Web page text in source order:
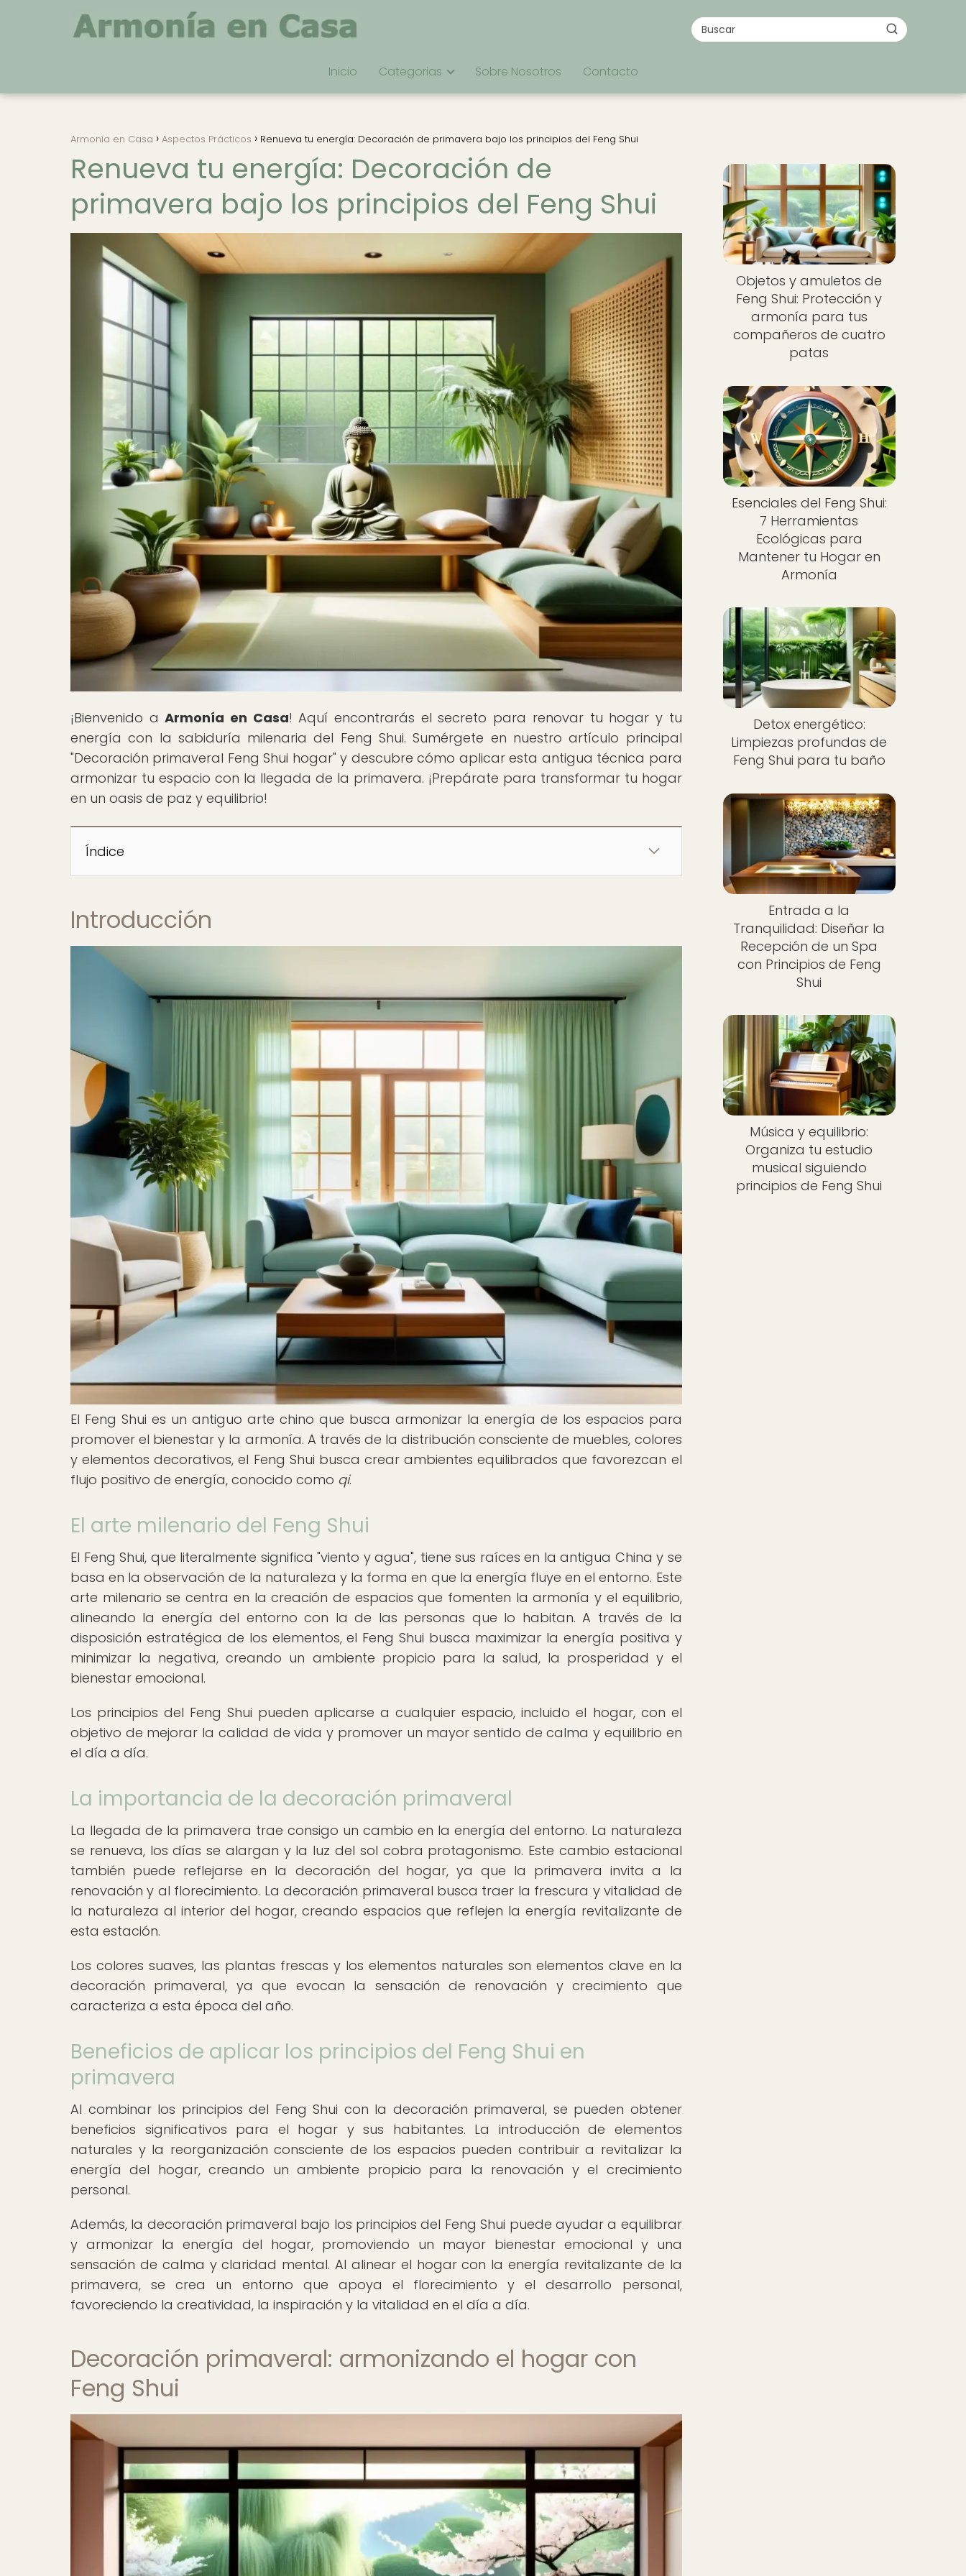
Inicio Categorias Sobre Nosotros Contacto
Armonía en Casa Aspectos Prácticos Renueva tu energía: Decoración de primavera bajo los principios del Feng Shui
Renueva tu energía: Decoración de
primavera bajo los principios del Feng Shui
¡Bienvenido aArmonía en Casa! Aquí encontrarás el secreto para renovar tu hogar y tu
energía con la sabiduría milenaria del Feng Shui. Sumérgete en nuestro artículo principal
"Decoración primaveral Feng Shui hogar" y descubre cómo aplicar esta antigua técnica para
armonizar tu espacio con la llegada de la primavera. ¡Prepárate para transformar tu hogar
en un oasis de paz y equilibrio!
Índice
Introducción
El Feng Shui es un antiguo arte chino que busca armonizar la energía de los espacios para
promover el bienestar y la armonía. A través de la distribución consciente de muebles, colores
y elementos decorativos, el Feng Shui busca crear ambientes equilibrados que favorezcan el
flujo positivo de energía, conocido como qi.
El arte milenario del Feng Shui
El Feng Shui, que literalmente significa "viento y agua", tiene sus raíces en la antigua China y se
basa en la observación de la naturaleza y la forma en que la energía fluye en el entorno. Este
arte milenario se centra en la creación de espacios que fomenten la armonía y el equilibrio,
alineando la energía del entorno con la de las personas que lo habitan. A través de la
disposición estratégica de los elementos, el Feng Shui busca maximizar la energía positiva y
minimizar la negativa, creando un ambiente propicio para la salud, la prosperidad y el
bienestar emocional.
Los principios del Feng Shui pueden aplicarse a cualquier espacio, incluido el hogar, con el
objetivo de mejorar la calidad de vida y promover un mayor sentido de calma y equilibrio en
el día a día.
La importancia de la decoración primaveral
La llegada de la primavera trae consigo un cambio en la energía del entorno. La naturaleza
se renueva, los días se alargan y la luz del sol cobra protagonismo. Este cambio estacional
también puede reflejarse en la decoración del hogar, ya que la primavera invita a la
renovación y al florecimiento. La decoración primaveral busca traer la frescura y vitalidad de
la naturaleza al interior del hogar, creando espacios que reflejen la energía revitalizante de
esta estación.
Los colores suaves, las plantas frescas y los elementos naturales son elementos clave en la
decoración primaveral, ya que evocan la sensación de renovación y crecimiento que
caracteriza a esta época del año.
Beneficios de aplicar los principios del Feng Shui en
primavera
Al combinar los principios del Feng Shui con la decoración primaveral, se pueden obtener
beneficios significativos para el hogar y sus habitantes. La introducción de elementos
naturales y la reorganización consciente de los espacios pueden contribuir a revitalizar la
energía del hogar, creando un ambiente propicio para la renovación y el crecimiento
personal.
Además, la decoración primaveral bajo los principios del Feng Shui puede ayudar a equilibrar
y armonizar la energía del hogar, promoviendo un mayor bienestar emocional y una
sensación de calma y claridad mental. Al alinear el hogar con la energía revitalizante de la
primavera, se crea un entorno que apoya el florecimiento y el desarrollo personal,
favoreciendo la creatividad, la inspiración y la vitalidad en el día a día.
Decoración primaveral: armonizando el hogar con
Feng Shui
Objetos y amuletos de
Feng Shui: Protección y
armonía para tus
compañeros de cuatro
patas
Esenciales del Feng Shui:
7 Herramientas
Ecológicas para
Mantener tu Hogar en
Armonía
Detox energético:
Limpiezas profundas de
Feng Shui para tu baño
Entrada a la
Tranquilidad: Diseñar la
Recepción de un Spa
con Principios de Feng
Shui
Música y equilibrio:
Organiza tu estudio
musical siguiendo
principios de Feng Shui